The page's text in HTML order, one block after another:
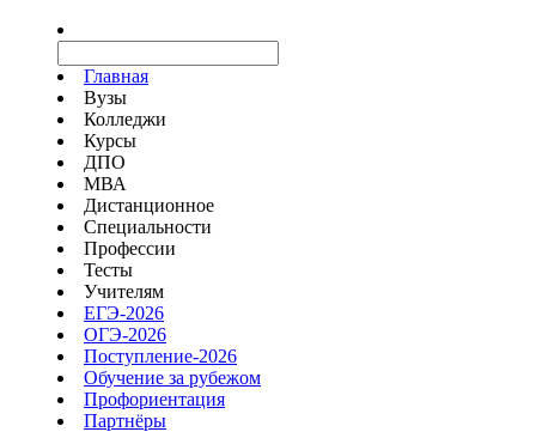
Главная
Вузы
Колледжи
Курсы
ДПО
МВА
Дистанционное
Специальности
Профессии
Тесты
Учителям
ЕГЭ-2026
ОГЭ-2026
Поступление-2026
Обучение за рубежом
Профориентация
Партнёры